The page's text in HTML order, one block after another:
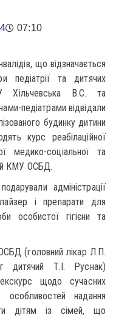
07:10
що відзначається
педіатрії та дитячих
Хільчевська В.С. та
педіатрами відвідали
будинку дитини
курс реабілаційної
медико-соціальної та
КМУ ОСБД.
адміністрації
і препарати для
особистої гігієни та
(головний лікар Л.П.
дитячий Т.І. Руснак)
щодо сучасних
особливостей надання
дітям із сімей, що